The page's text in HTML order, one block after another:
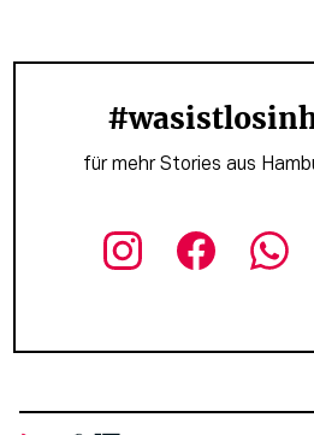
für mehr Stories aus